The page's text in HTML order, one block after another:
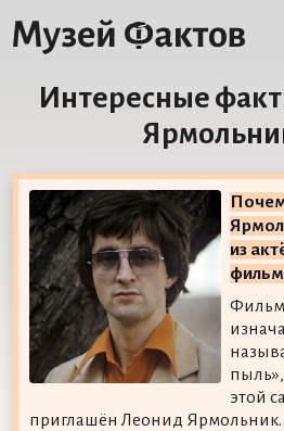
Интересные
из
Фильм
этой
приглашён Леонид Ярмольник.